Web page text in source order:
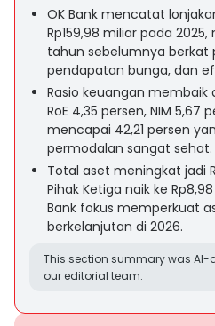
OK Bank mencatat
Rp159,98 miliar pada
tahun sebelumnya berkat
pendapatan bunga, dan
Rasio keuangan membaik
RoE 4,35 persen, NIM 5,67
mencapai 42,21 persen
permodalan sangat sehat.
Total aset meningkat jadi
Pihak Ketiga naik ke
Bank fokus memperkuat
berkelanjutan di 2026.
This section summary was
our editorial team.